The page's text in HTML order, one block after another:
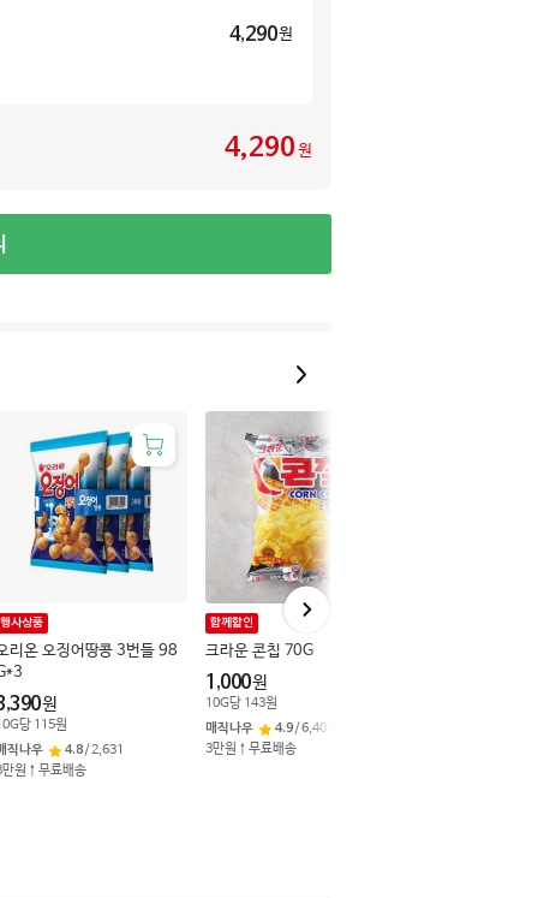
4,290원
4,290 원
리온 오징어땅콩 3번들 98
행사상품
원
G당 115원
직나우
4.8/2,631
만원↑무료배송
크라운 콘칩 70G
함께할인
1,000원
10G당 143원
매직나우
4.9/6,401
3만원↑무료배송